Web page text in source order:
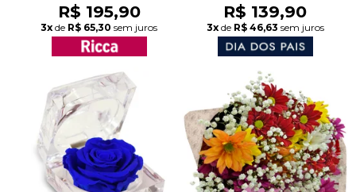
R$ 195,90
3x de R$ 65,30 sem juros
R$ 139,90
3x de R$ 46,63 sem juros